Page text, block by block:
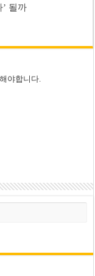
될까
해야합니다.